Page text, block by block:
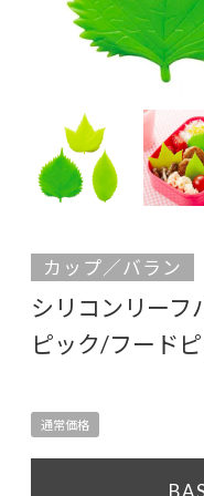
カップ／バラン
シリコンリー
ピック/フード
通常価格